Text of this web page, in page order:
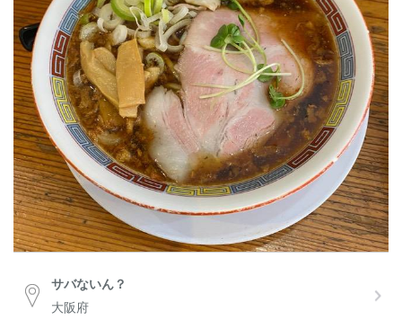
サバないん？
大阪府